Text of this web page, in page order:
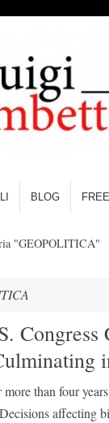
BLOG FREE
"GEOPOLITICA"
Congress
than four
affecting